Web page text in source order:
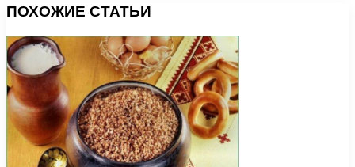
ПОХОЖИЕ СТАТЬИ